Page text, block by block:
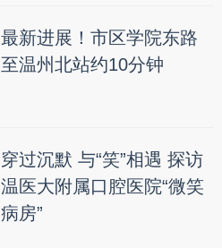
最新进展！市区学院东路
至温州北站约10分钟
穿过沉默 与“笑”相遇 探访
温医大附属口腔医院“微笑
病房”